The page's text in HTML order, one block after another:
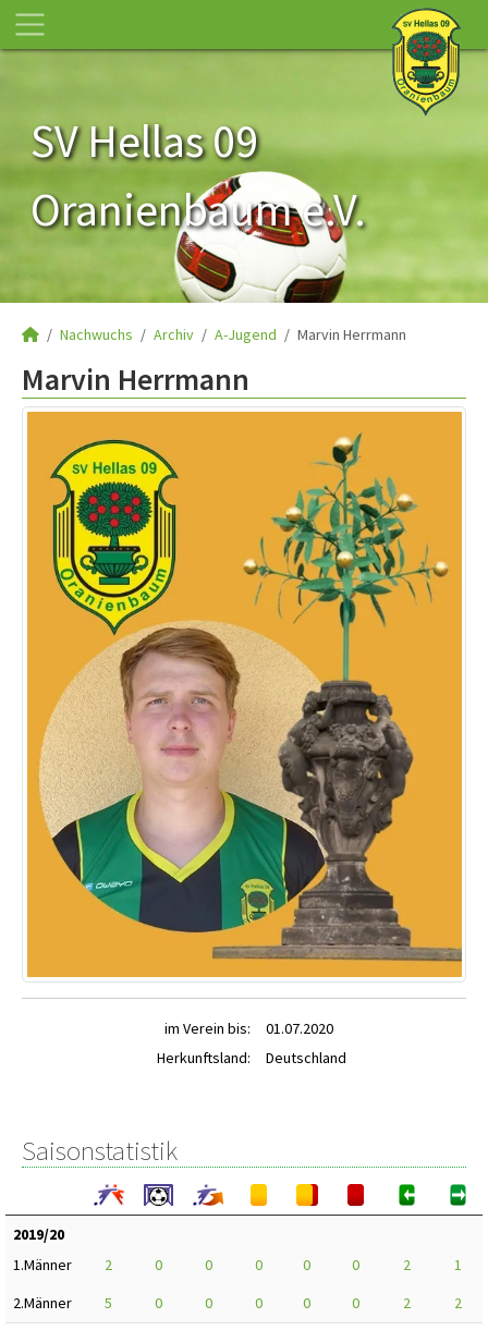
SV Hellas 09
Oranienbaum e.V.
Nachwuchs Archiv A-Jugend Marvin Herrmann
Marvin Herrmann
im Verein bis:
01.07.2020
Herkunftsland:
Deutschland
Saisonstatistik
2019/20
1.Männer
2 0 0 0 0 0 2
1
2.Männer
5 0 0 0 0 0 2
2